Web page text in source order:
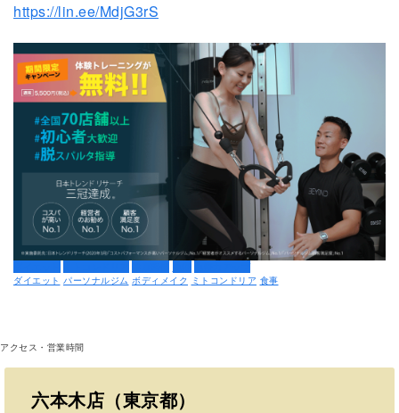
https://lin.ee/MdjG3rS
ダイエット パーソナルジム ボディメイク ミトコンドリア 食事
アクセス・営業時間
六本木店（東京都）